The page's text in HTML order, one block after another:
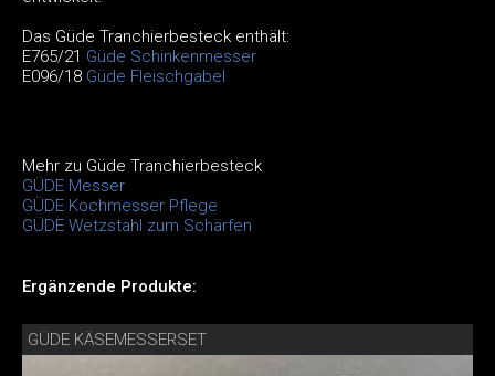
Das Güde Tranchierbesteck enthält:
E765/21 Güde Schinkenmesser
E096/18 Güde Fleischgabel
Mehr zu Güde Tranchierbesteck
GÜDE Messer
GÜDE Kochmesser Pflege
GÜDE Wetzstahl zum Schärfen
Ergänzende Produkte:
GÜDE KÄSEMESSERSET